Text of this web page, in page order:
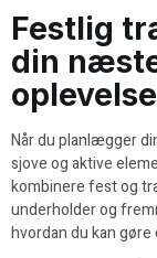
Festlig
din
Når du planlægger
sjove og aktive
kombinere fest og
underholder og
hvordan du kan